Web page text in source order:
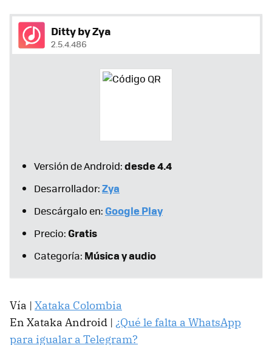
Ditty by Zya
2.5.4.486
Versión de Android:desde 4.4
Desarrollador:Zya
Descárgalo en: Google Play
Precio:Gratis
Categoría: Música y audio
Vía | Xataka Colombia
En Xataka Android | ¿Qué le falta a WhatsApp
para igualar a Telegram?